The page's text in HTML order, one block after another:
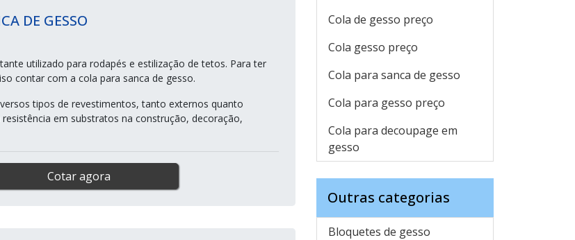
DE GESSO
utilizado para rodapés e estilização de tetos. Para ter
contar com a cola para sanca de gesso.
tipos de revestimentos, tanto externos quanto
em substratos na construção, decoração,
Cotar agora
Cola de gesso preço
Cola gesso preço
Cola para sanca de gesso
Cola para gesso preço
Cola para decoupage em
gesso
Outras categorias
Bloquetes de gesso